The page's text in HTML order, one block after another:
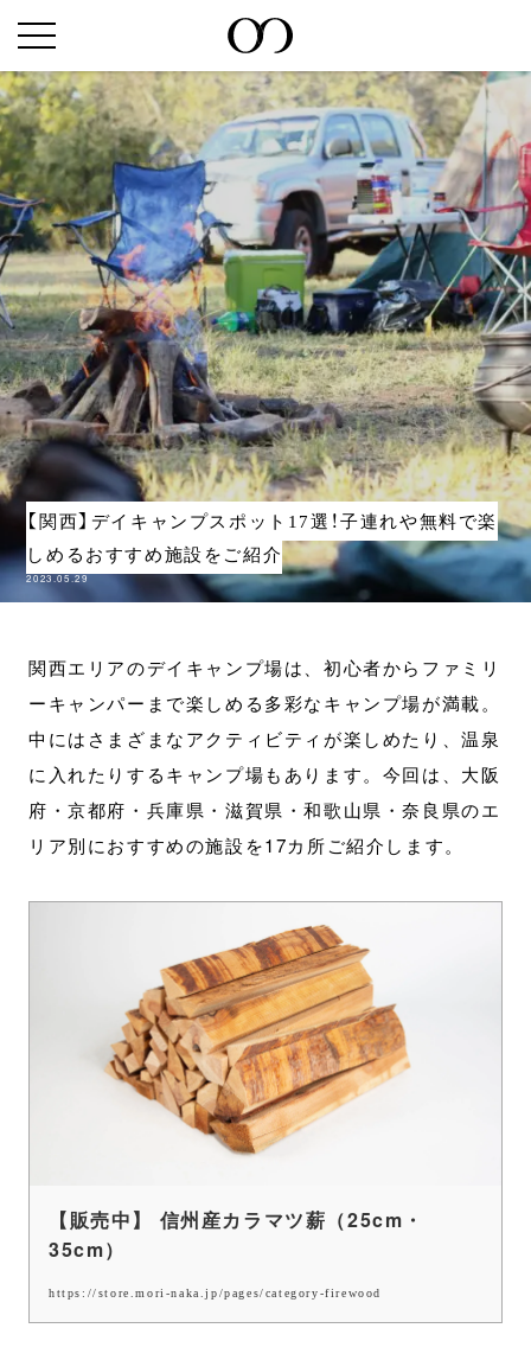
【関西】デイキャンプスポット17選！子連れや無料で楽
しめるおすすめ施設をご紹介
2023.05.29
関西エリアのデイキャンプ場は、初心者からファミリ
ーキャンパーまで楽しめる多彩なキャンプ場が満載。
中にはさまざまなアクティビティが楽しめたり、温泉
に入れたりするキャンプ場もあります。今回は、大阪
府・京都府・兵庫県・滋賀県・和歌山県・奈良県のエ
リア別におすすめの施設を17カ所ご紹介します。
【販売中】 信州産カラマツ薪（25cm・
35cm）
https://store.mori-naka.jp/pages/category-firewood